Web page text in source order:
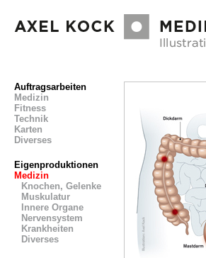
Auftragsarbeiten
Medizin
Fitness
Technik
Karten
Diverses
Eigenproduktionen
Medizin
Knochen, Gelenke
Muskulatur
Innere Organe
Nervensystem
Krankheiten
Diverses